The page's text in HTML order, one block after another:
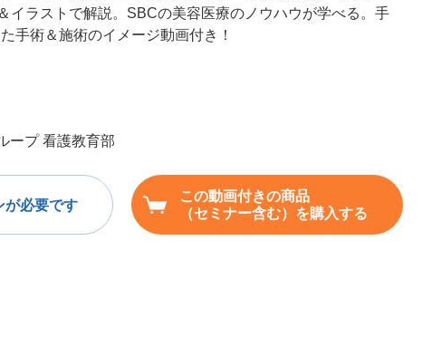
イラストで解説。SBCの美容医療のノウハウが学べる。手
手術＆施術のイメージ動画付き！
ープ 看護教育部
が必要です
この動画付きの商品
（セミナー含む）を購入する